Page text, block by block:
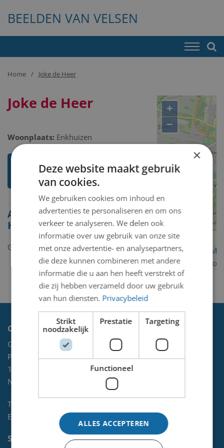
BEELDEN VAN VELSEN
Home Joke de Heer
Joke de Heer
Woonplaats: Enkhuizen
Ik weet meer over deze
Alle beelden van Joke de
Heer
Geen kunstwerken gevonden.
+
−
Contact
Gemeente Velsen
Postbus 465
1970 AL
NL
Telefoon:
E-mail:
kunst@velsen.nl
Socials
×
Deze website maakt gebruik
van cookies.
We gebruiken cookies om inhoud en
advertenties te personaliseren en om ons
verkeer te analyseren. We delen ook
informatie over uw gebruik van onze site
met onze advertentie- en analysepartners,
die deze kunnen combineren met andere
informatie die u aan hen heeft verstrekt of
die zij hebben verzameld door uw gebruik
van hun diensten. Privacybeleid
Strikt
noodzakelijk
Prestatie Targeting
Functioneel
ALLES ACCEPTEREN